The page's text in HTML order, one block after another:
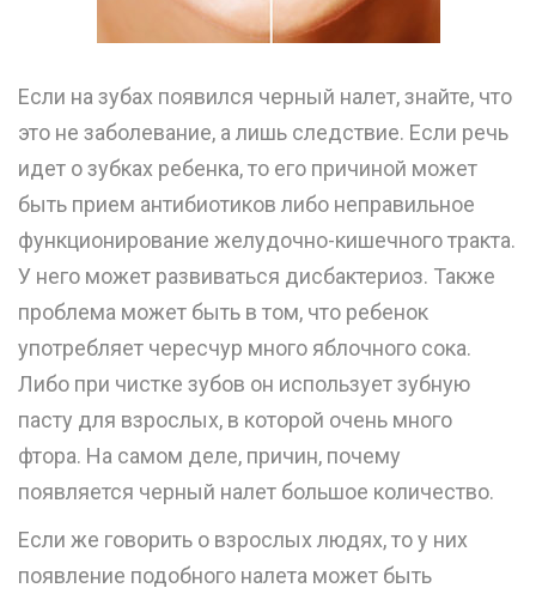
Если на зубах появился черный налет, знайте, что
это не заболевание, а лишь следствие. Если речь
идет о зубках ребенка, то его причиной может
быть прием антибиотиков либо неправильное
функционирование желудочно-кишечного тракта.
У него может развиваться дисбактериоз. Также
проблема может быть в том, что ребенок
употребляет чересчур много яблочного сока.
Либо при чистке зубов он использует зубную
пасту для взрослых, в которой очень много
фтора. На самом деле, причин, почему
появляется черный налет большое количество.
Если же говорить о взрослых людях, то у них
появление подобного налета может быть